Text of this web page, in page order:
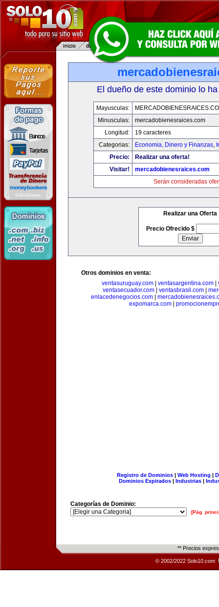
El dueño de este dominio lo
Mayusculas:
Minusculas:
mercadobienesraices.com
Longitud:
19 caracteres
Categorias:
Economia, Dinero y Finanzas,
Precio:
Realizar una oferta!
Visitar!
mercadobienesraices.com
Serán consideradas
Realizar una Oferta
Precio Ofrecido $
Otros dominios en venta:
ventasuruguay.com| ventasargentina.com|
ventasecuador.com| ventasbrasil.com|
enlacedenegocios.com|
expomarca.com|
Registro de Dominios| Web Hosting |
Dominios Expirados | Industrias |
Categorías de Dominio:
[Pág.
** Precios
© 2002/2022 Solo10.com